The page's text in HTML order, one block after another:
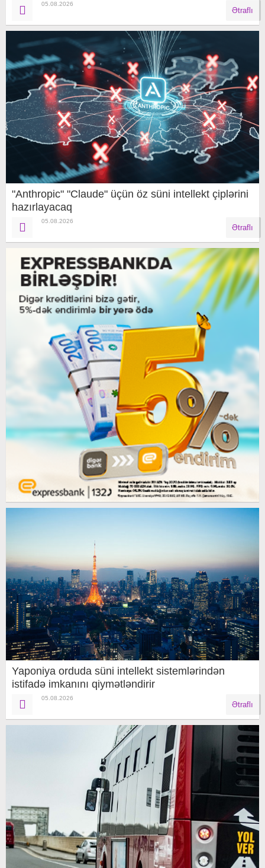
05.08.2026
Ətraflı
"Anthropic" "Claude" üçün öz süni intellekt çiplərini
hazırlayacaq
05.08.2026
Ətraflı
Yaponiya orduda süni intellekt sistemlərindən
istifadə imkanını qiymətləndirir
05.08.2026
Ətraflı